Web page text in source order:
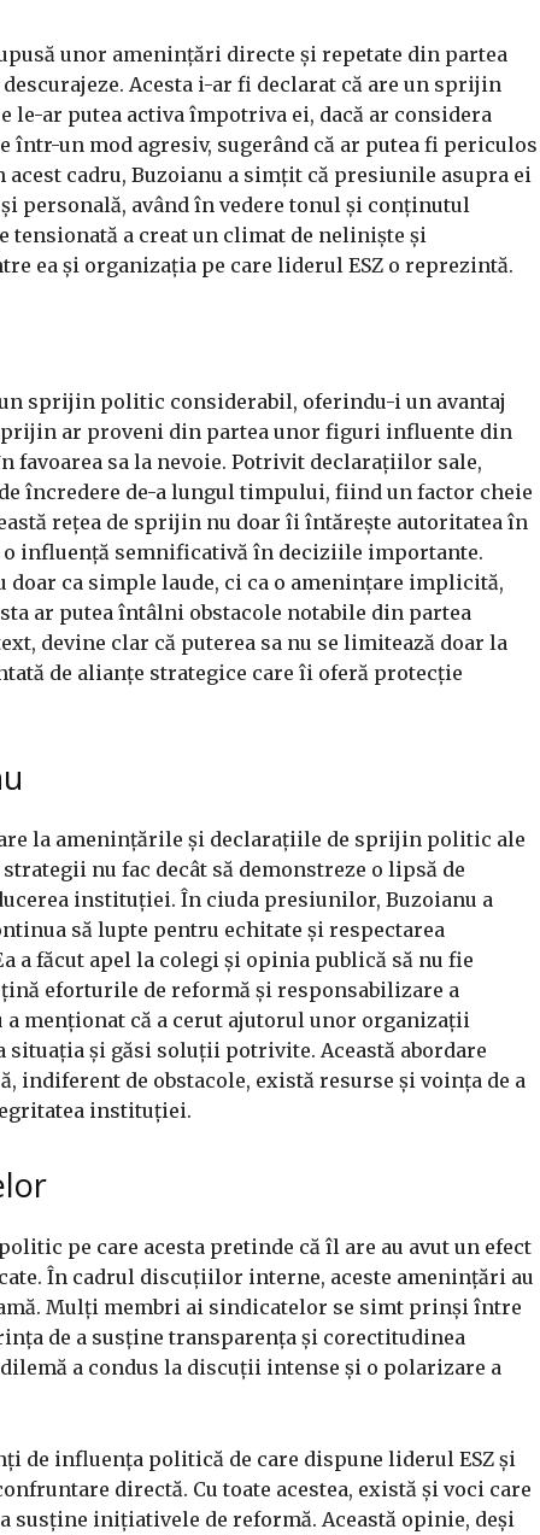
unor amenințări directe și repetate din partea
Acesta i-ar fi declarat că are un sprijin
ar putea activa împotriva ei, dacă ar considera
într-un mod agresiv, sugerând că ar putea fi periculos
acest cadru, Buzoianu a simțit că presiunile asupra ei
personală, având în vedere tonul și conținutul
tensionată a creat un climat de neliniște și
ea și organizația pe care liderul ESZ o reprezintă.
sprijin politic considerabil, oferindu-i un avantaj
ar proveni din partea unor figuri influente din
sa la nevoie. Potrivit declarațiilor sale,
încredere de-a lungul timpului, fiind un factor cheie
rețea de sprijin nu doar îi întărește autoritatea în
o influență semnificativă în deciziile importante.
doar ca simple laude, ci ca o amenințare implicită,
ar putea întâlni obstacole notabile din partea
devine clar că puterea sa nu se limitează doar la
de alianțe strategice care îi oferă protecție
la amenințările și declarațiile de sprijin politic ale
nu fac decât să demonstreze o lipsă de
instituției. În ciuda presiunilor, Buzoianu a
să lupte pentru echitate și respectarea
a făcut apel la colegi și opinia publică să nu fie
eforturile de reformă și responsabilizare a
a menționat că a cerut ajutorul unor organizații
și găsi soluții potrivite. Această abordare
indiferent de obstacole, există resurse și voința de a
instituției.
pe care acesta pretinde că îl are au avut un efect
În cadrul discuțiilor interne, aceste amenințări au
Mulți membri ai sindicatelor se simt prinși între
de a susține transparența și corectitudinea
a condus la discuții intense și o polarizare a
de influența politică de care dispune liderul ESZ și
directă. Cu toate acestea, există și voci care
susține inițiativele de reformă. Această opinie, deși